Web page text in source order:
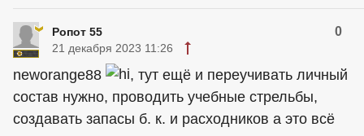
Ропот 55 0
21 декабря 2023 11:26
neworange88
, тут ещё и переучивать личный
состав нужно, проводить учебные стрельбы,
создавать запасы б. к. и расходников а это всё